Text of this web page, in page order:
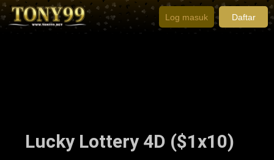
Log masuk Daftar
Lucky Lottery 4D ($1x10)